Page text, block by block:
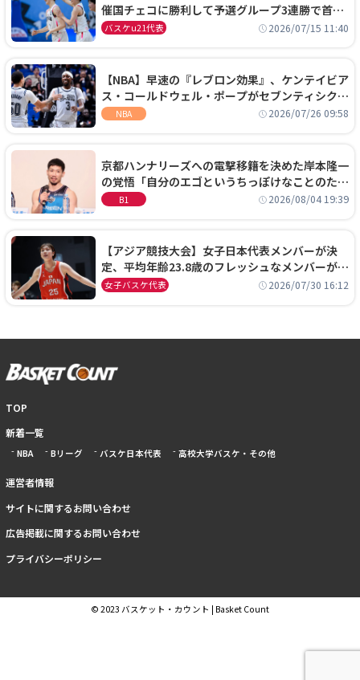
催国チェコに勝利して予選グループ3連勝で首位
通過！準々決勝の相手はエジプトに決定
バスケu21代表 2026/07/15 11:40
【NBA】早速の『レブロン効果』、ケンテイビア
ス・コールドウェル・ポープがセブンティシクサ
ーズに1年契約で加入
NBA 2026/07/26 09:58
京都ハンナリーズへの電撃移籍を決めた岸本隆一
の覚悟「自分のエゴというちっぽけなことのため
に、京都に来たわけではない」
B1 2026/08/04 19:39
【アジア競技大会】女子日本代表メンバーが決
定、平均年齢23.8歳のフレッシュなメンバーが日
本開催の大舞台で頂点を狙う
女子バスケ代表 2026/07/30 16:12
TOP
新着一覧
NBA Bリーグ バスケ日本代表 高校大学バスケ・その他
運営者情報
サイトに関するお問い合わせ
広告掲載に関するお問い合わせ
プライバシーポリシー
© 2023 バスケット・カウント | Basket Count